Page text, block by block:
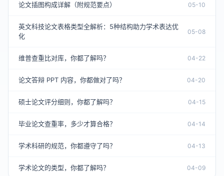
论文插图构成详解（附规范要点） 05-10
英文科技论文表格类型全解析：5种结构助力学术表达优
化
05-08
维普查重比对库，你都了解吗？ 04-22
论文答辩 PPT 内容，你都做对了吗？ 04-20
硕士论文评分细则，你都了解吗？ 04-15
毕业论文查重率，多少才算合格？ 04-14
学术科研的规范，你都遵守了吗？ 04-13
学术论文的类型，你都了解吗？ 04-09